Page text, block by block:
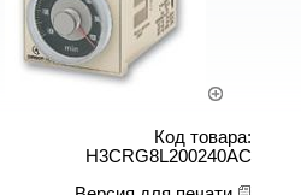
Код товара:
H3CRG8L200240AC